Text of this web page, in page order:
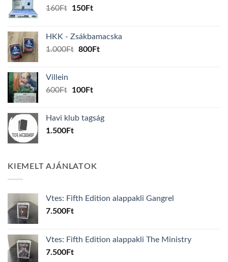
160Ft
Original
160Ft.
150FtCurrent
150Ft.
HKK - Zsákbamacska
1.000Ft Original
800FtCurrent
Villein
600Ft
Original
600Ft.
100FtCurrent
100Ft.
Havi klub tagság
1.500Ft
KIEMELT AJÁNLATOK
Vtes: Fifth Edition alappakli Gangrel
7.500Ft
Vtes: Fifth Edition alappakli The Ministry
7.500Ft